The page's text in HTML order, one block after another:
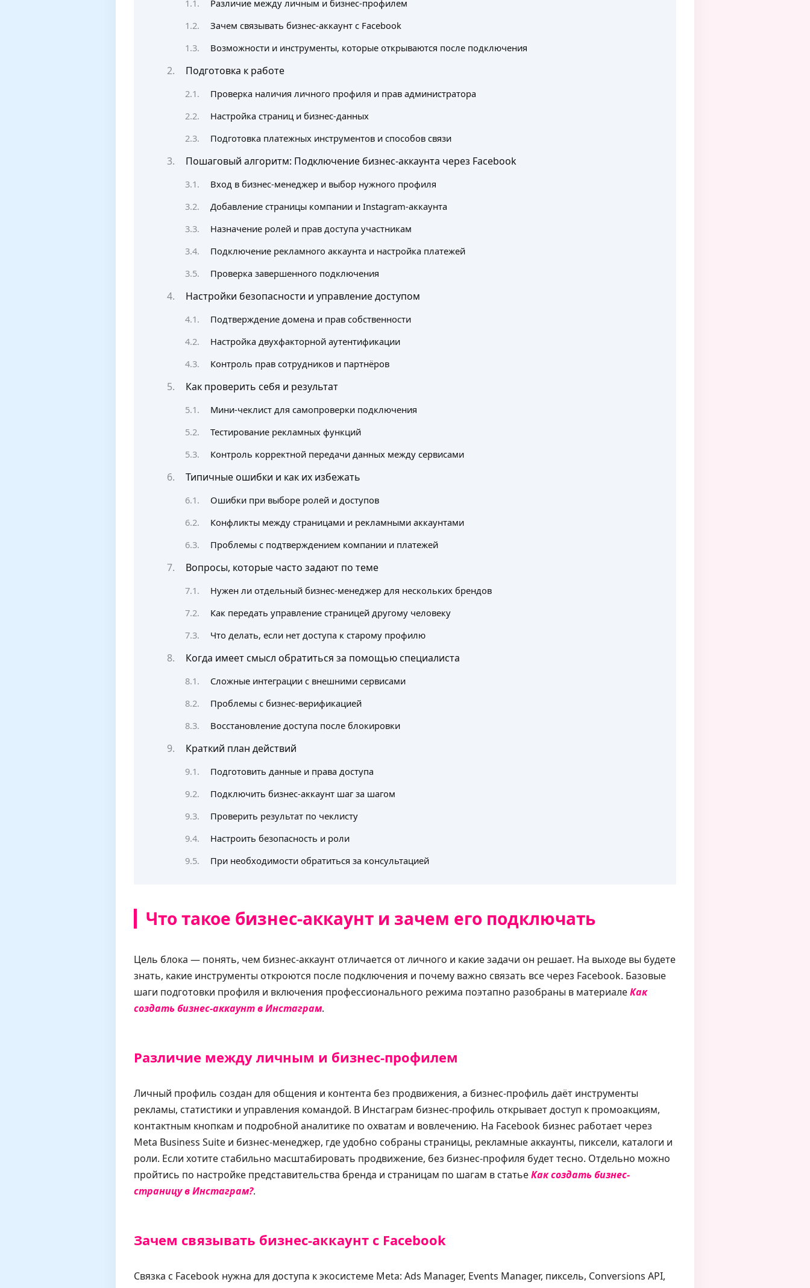
Различие между личным и бизнес-профилем
Зачем связывать бизнес-аккаунт с Facebook
Возможности и инструменты, которые открываются после подключения
Подготовка к работе
Проверка наличия личного профиля и прав администратора
Настройка страниц и бизнес-данных
Подготовка платежных инструментов и способов связи
Пошаговый алгоритм: Подключение бизнес-аккаунта через Facebook
Вход в бизнес-менеджер и выбор нужного профиля
Добавление страницы компании и Instagram-аккаунта
Назначение ролей и прав доступа участникам
Подключение рекламного аккаунта и настройка платежей
Проверка завершенного подключения
Настройки безопасности и управление доступом
Подтверждение домена и прав собственности
Настройка двухфакторной аутентификации
Контроль прав сотрудников и партнёров
Как проверить себя и результат
Мини-чеклист для самопроверки подключения
Тестирование рекламных функций
Контроль корректной передачи данных между сервисами
Типичные ошибки и как их избежать
Ошибки при выборе ролей и доступов
Конфликты между страницами и рекламными аккаунтами
Проблемы с подтверждением компании и платежей
Вопросы, которые часто задают по теме
Нужен ли отдельный бизнес-менеджер для нескольких брендов
Как передать управление страницей другому человеку
Что делать, если нет доступа к старому профилю
Когда имеет смысл обратиться за помощью специалиста
Сложные интеграции с внешними сервисами
Проблемы с бизнес-верификацией
Восстановление доступа после блокировки
Краткий план действий
Подготовить данные и права доступа
Подключить бизнес-аккаунт шаг за шагом
Проверить результат по чеклисту
Настроить безопасность и роли
При необходимости обратиться за консультацией
Что такое бизнес-аккаунт и зачем его подключать
Цель блока — понять, чем бизнес-аккаунт отличается от личного и какие задачи он решает. На выходе вы будете
знать, какие инструменты откроются после подключения и почему важно связать все через Facebook. Базовые
шаги подготовки профиля и включения профессионального режима поэтапно разобраны в материалеКак
создать бизнес-аккаунт в Инстаграм.
Различие между личным и бизнес-профилем
Личный профиль создан для общения и контента без продвижения, а бизнес-профиль даёт инструменты
рекламы, статистики и управления командой. В Инстаграм бизнес-профиль открывает доступ к промоакциям,
контактным кнопкам и подробной аналитике по охватам и вовлечению. На Facebook бизнес работает через
Meta Business Suite и бизнес-менеджер, где удобно собраны страницы, рекламные аккаунты, пиксели, каталоги и
роли. Если хотите стабильно масштабировать продвижение, без бизнес-профиля будет тесно. Отдельно можно
пройтись по настройке представительства бренда и страницам по шагам в статьеКак создать бизнес-
страницу в Инстаграм?.
Зачем связывать бизнес-аккаунт с Facebook
Связка с Facebook нужна для доступа к экосистеме Meta: Ads Manager, Events Manager, пиксель, Conversions API,